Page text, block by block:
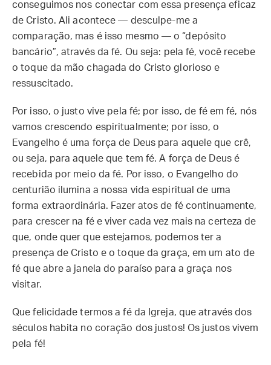
conseguimos nos conectar com essa presença eficaz
de Cristo. Ali acontece — desculpe-me a
comparação, mas é isso mesmo — o “depósito
bancário”, através da fé. Ou seja: pela fé, você recebe
o toque da mão chagada do Cristo glorioso e
ressuscitado.
Por isso, o justo vive pela fé; por isso, de fé em fé, nós
vamos crescendo espiritualmente; por isso, o
Evangelho é uma força de Deus para aquele que crê,
ou seja, para aquele que tem fé. A força de Deus é
recebida por meio da fé. Por isso, o Evangelho do
centurião ilumina a nossa vida espiritual de uma
forma extraordinária. Fazer atos de fé continuamente,
para crescer na fé e viver cada vez mais na certeza de
que, onde quer que estejamos, podemos ter a
presença de Cristo e o toque da graça, em um ato de
fé que abre a janela do paraíso para a graça nos
visitar.
Que felicidade termos a fé da Igreja, que através dos
séculos habita no coração dos justos! Os justos vivem
pela fé!